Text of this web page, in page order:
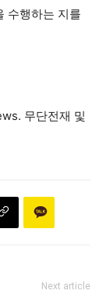
수행하는 지를
무단전재 및
Next article